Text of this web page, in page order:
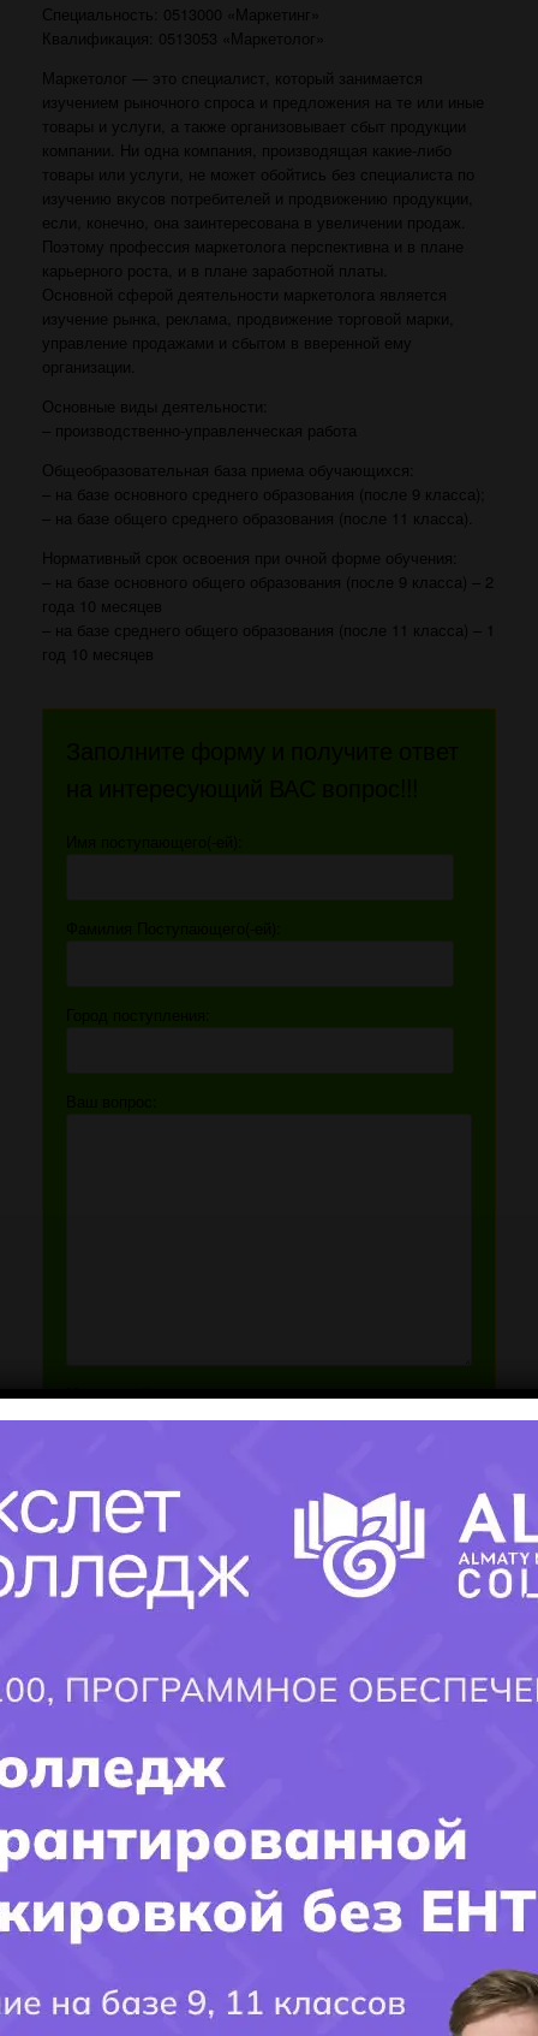
Специaльность: 0513000 «Маркетинг»
Квaлификaция: 0513053 «Маркетолог»
Маркетолог — это специалист, который занимается
изучением рыночного спроса и предложения на те или иные
товары и услуги, а также организовывает сбыт продукции
компании. Ни одна компания, производящая какие-либо
товары или услуги, не может обойтись без специалиста по
изучению вкусов потребителей и продвижению продукции,
если, конечно, она заинтересована в увеличении продаж.
Поэтому профессия маркетолога перспективна и в плане
карьерного роста, и в плане заработной платы.
Основной сферой деятельности маркетолога является
изучение рынка, реклама, продвижение торговой марки,
управление продажами и сбытом в вверенной ему
организации.
Основные виды деятельности:
– производственно-управленческая работа
Общеобразовательная база приема обучающихся:
– на базе основного среднего образования (после 9 класса);
– на базе общего среднего образования (после 11 класса).
Нормативный срок освоения при очной форме обучения:
– на базе основного общего образования (после 9 класса) – 2
года 10 месяцев
– на базе среднего общего образования (после 11 класса) – 1
год 10 месяцев
Мобильный номер:
Специaльность: 0516000 «Финансы»
Финансист – это человек, связанный с экономической
сферой. Это специалист, который контролирует все
с партнерами, работать над эффективным вложением
финансового капитала, чтобы приумножать доходы
предприятия, контролировать поступления в бюджет фирмы
и ее расходы, следить за тем, чтобы компания не была в
убытке
Финансист – это человек, который несет ответственность за
материальное благополучие предприятия, поэтому он
должен обладать определенными личностными качествами,
которые позволят ему эффективно выполнять свои
Функции финансиста – управление финансами на
предприятии, планирование движением денежных потоков,